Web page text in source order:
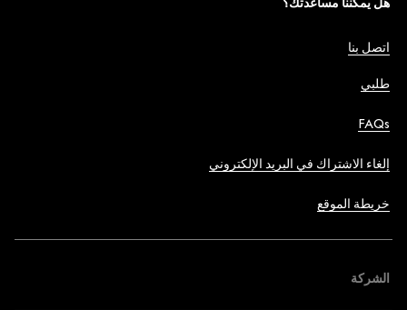
هل يمكننا مساعدتك؟
اتصل بنا
طلبي
FAQs
إلغاء الاشتراك في البريد الإلكتروني
خريطة الموقع
الشركة